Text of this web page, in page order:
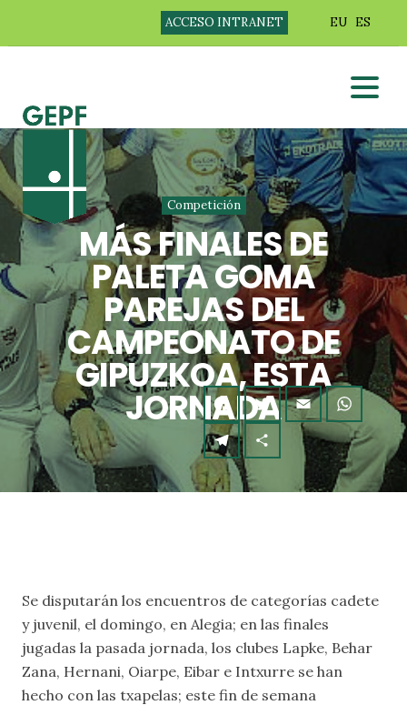
ACCESO INTRANET EU ES
Competición
MÁS FINALES DE
PALETA GOMA
PAREJAS DEL
CAMPEONATO DE
GIPUZKOA, ESTA
JORNADA
Se disputarán los encuentros de categorías cadete
y juvenil, el domingo, en Alegia; en las finales
jugadas la pasada jornada, los clubes Lapke, Behar
Zana, Hernani, Oiarpe, Eibar e Intxurre se han
hecho con las txapelas; este fin de semana